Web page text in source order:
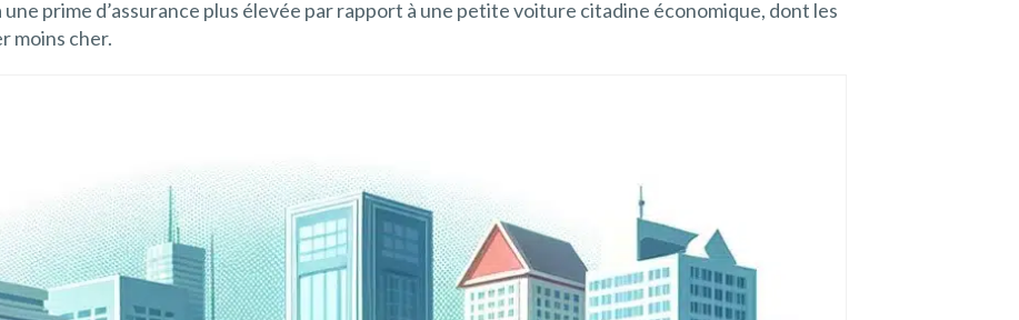
prime d’assurance plus élevée par rapport à une petite voiture citadine économique, dont les
moins cher.